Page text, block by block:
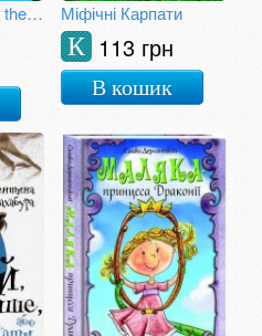
The monkey аnd the bananas. (Мавпеня та банани) Міфічні Карпати
113 грн
К
В кошик